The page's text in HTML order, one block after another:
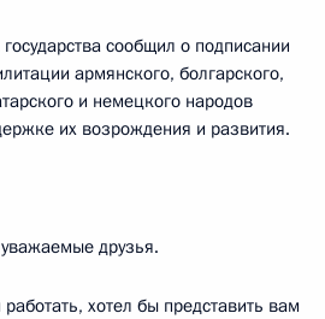
сообщил о подписании
армянского, болгарского,
и немецкого народов
их возрождения и развития.
друзья.
хотел бы представить вам